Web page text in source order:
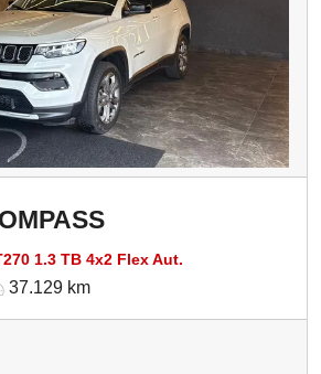
1.3 TB 4x2 Flex Aut.
37.129 km